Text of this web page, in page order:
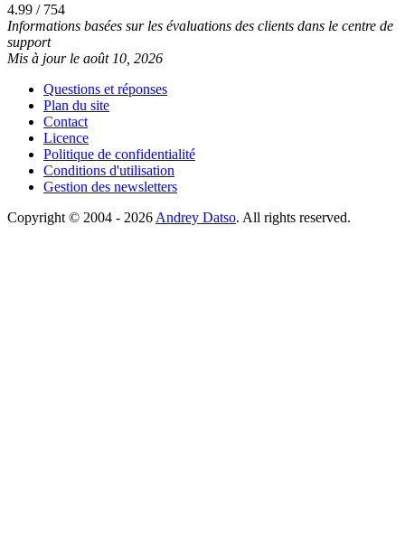
4.99 / 754
Informations basées sur les évaluations des clients dans le centre de
support
Mis à jour le août 10, 2026
Questions et réponses
Plan du site
Contact
Licence
Politique de confidentialité
Conditions d'utilisation
Gestion des newsletters
Copyright © 2004 - 2026 Andrey Datso. All rights reserved.